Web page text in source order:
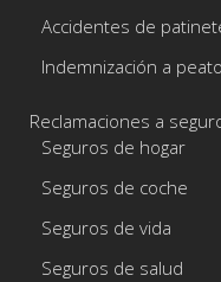
Accidentes de
Indemnización a
Reclamaciones a
Seguros de hogar
Seguros de coche
Seguros de vida
Seguros de salud